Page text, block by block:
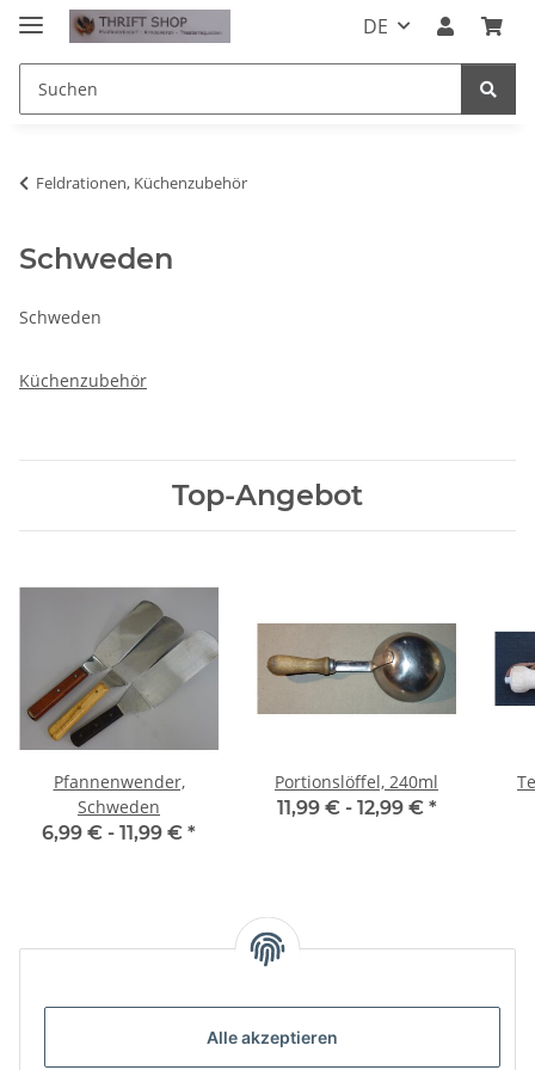
Alle akzeptieren
DE
Feldrationen, Küchenzubehör
Schweden
Schweden
Küchenzubehör
Top-Angebot
Pfannenwender,
Schweden
6,99 € - 11,99 € *
Portionslöffel, 240ml
11,99 € - 12,99 € *
Kategorien